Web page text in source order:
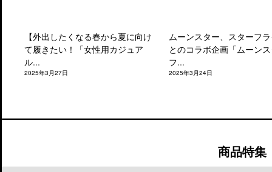
【外出したくなる春から夏に向け
て履きたい！「女性用カジュア
ル...
2025年3月27日
ムーンスター、スターフ
とのコラボ企画「ムーン
フ...
2025年3月24日
商品特集